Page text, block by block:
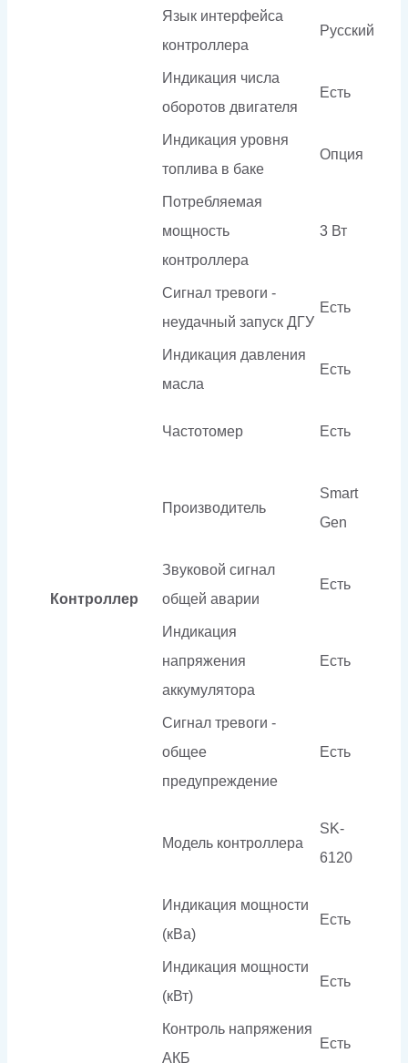
Контроллер
Язык интерфейса
контроллера
Русский
Индикация числа
оборотов двигателя
Есть
Индикация уровня
топлива в баке
Опция
Потребляемая
мощность
контроллера
3 Вт
Сигнал тревоги -
неудачный запуск ДГУ
Есть
Индикация давления
масла
Есть
Частотомер Есть
Производитель
Smart
Gen
Звуковой сигнал
общей аварии
Есть
Индикация
напряжения
аккумулятора
Есть
Сигнал тревоги -
общее
предупреждение
Есть
Модель контроллера
SK-
6120
Индикация мощности
(кВа)
Есть
Индикация мощности
(кВт)
Есть
Контроль напряжения
АКБ
Есть